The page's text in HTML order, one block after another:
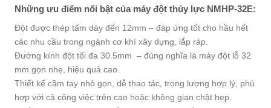
Những ưu điểm nổi bật của máy đột thủy lực NMHP-32E:
Đột được thép tấm dày đến 12mm – đáp ứng tốt cho hầu hết
các nhu cầu trong ngành cơ khí xây dựng, lắp ráp.
Đường kính đột tối đa 30.5mm – đúng nghĩa là máy đột lỗ 32
mm gọn nhẹ, hiệu quả cao.
Thiết kế cầm tay nhỏ gọn, dễ thao tác, trọng lượng hợp lý, phù
hợp với cả công việc trên cao hoặc không gian chật hẹp.